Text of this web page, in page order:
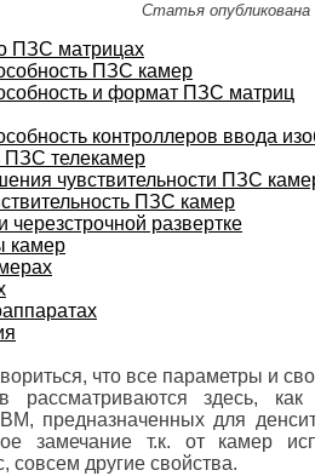
Статья опубликована
ПЗС матрицах
ПЗС камер
и формат ПЗС матриц
контроллеров ввода
ПЗС телекамер
чувствительности ПЗС
ПЗС камер
черезстрочной развертке
камер
что все параметры и
рассматриваются здесь,
предназначенных для
замечание т.к. от камер
совсем другие свойства.